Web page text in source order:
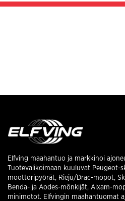
Elfving maahantuo ja markkinoi
Tuotevalikoimaan kuuluvat Peugeot-
moottoripyörät, Rieju/Drac-mopot,
Benda- ja Aodes-mönkijät, Aixam-
minimotot. Elfvingin maahantuomat